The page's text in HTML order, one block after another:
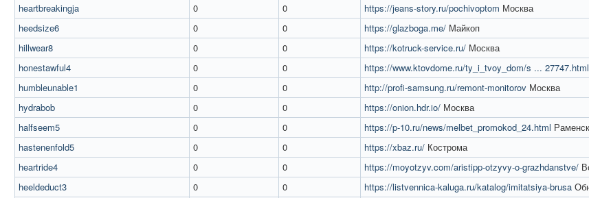
heartbreakingja
0 0 https://jeans-story.ru/pochivoptom Москва
heedsize6
0 0 https://glazboga.me/ Майкоп
hillwear8
0 0 https://kotruck-service.ru/ Москва
honestawful4
0 0 https://www.ktovdome.ru/ty_i_tvoy_dom/s ... 27747.html
humbleunable1
0 0 http://profi-samsung.ru/remont-monitorov Москва
hydrabob
0 0 https://onion.hdr.io/ Москва
halfseem5
0 0 https://p-10.ru/news/melbet_promokod_24.html
hastenenfold5
0 0 https://xbaz.ru/ Кострома
heartride4
0 0 https://moyotzyv.com/aristipp-otzyvy-o-grazhdanstve/
heeldeduct3
0 0 https://listvennica-kaluga.ru/katalog/imitatsiya-brusa